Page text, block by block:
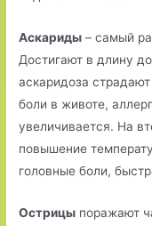
Аскариды – самый
Достигают в длину
аскаридоза
боли в животе,
увеличивается. На
повышение
головные боли,
Острицы поражают